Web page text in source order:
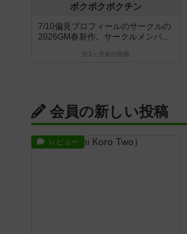
ポクポクポクチン
7/10偏見プロフィールのサークルの
2026GM春新作。サークルメンバ...
約1ヶ月前 の投稿
会員の新しい投稿
レビュー